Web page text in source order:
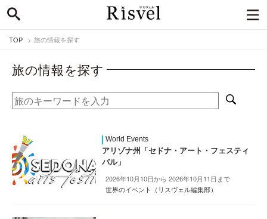
TOP 旅の情報を探す
旅の情報を探す
World Events
アリゾナ州「セドナ・アート・フェスティ
バル」
2026年10月10日から 2026年10月11日まで
世界のイベント（リスヴェル編集部）